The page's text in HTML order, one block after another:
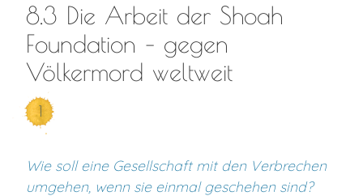
8.3 Die Arbeit der Shoah
Foundation – gegen
Völkermord weltweit
1
Wie soll eine Gesellschaft mit den Verbrechen
umgehen, wenn sie einmal geschehen sind?